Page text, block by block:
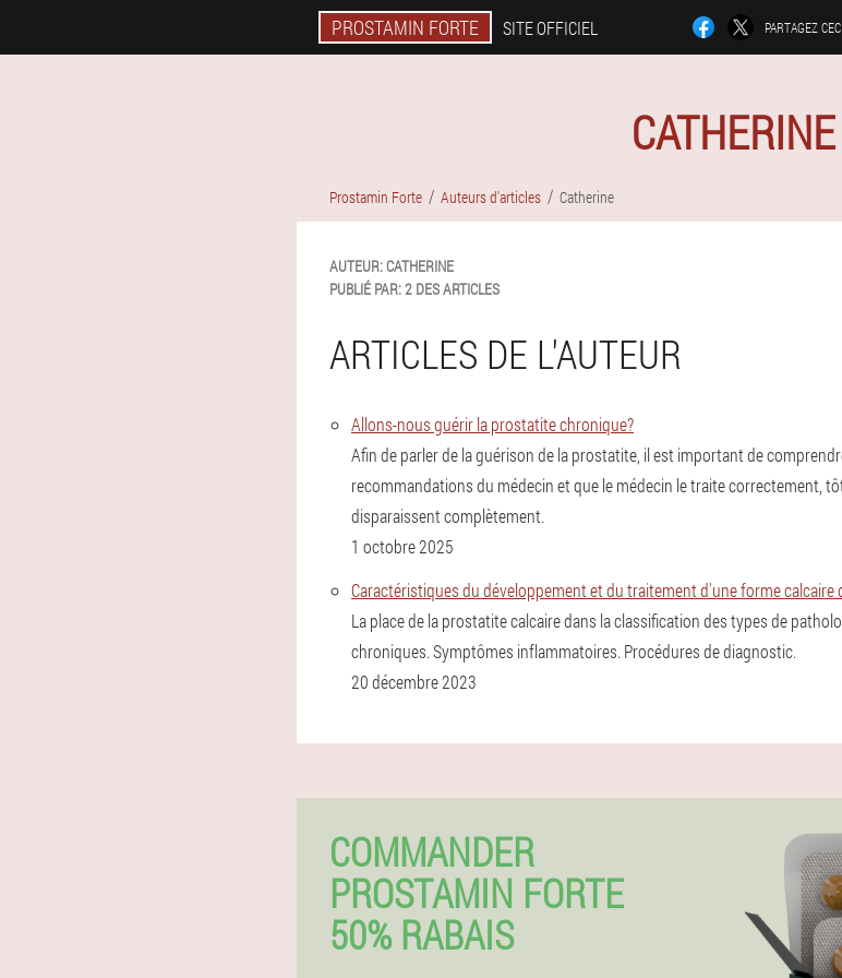
PROSTAMIN FORTE SITE OFFICIEL PARTAGEZ CECI
CATHERINE
Prostamin Forte Auteurs d'articles Catherine
AUTEUR:CATHERINE
PUBLIÉ PAR:2 DES ARTICLES
ARTICLES DE L'AUTEUR
Allons-nous guérir la prostatite chronique?
Afin de parler de la guérison de la prostatite, il est important de
recommandations du médecin et que le médecin le traite correctement,
disparaissent complètement.
1 octobre 2025
Caractéristiques du développement et du traitement d'une forme
La place de la prostatite calcaire dans la classification des types de
chroniques. Symptômes inflammatoires. Procédures de diagnostic.
20 décembre 2023
COMMANDER
PROSTAMIN FORTE
50% RABAIS